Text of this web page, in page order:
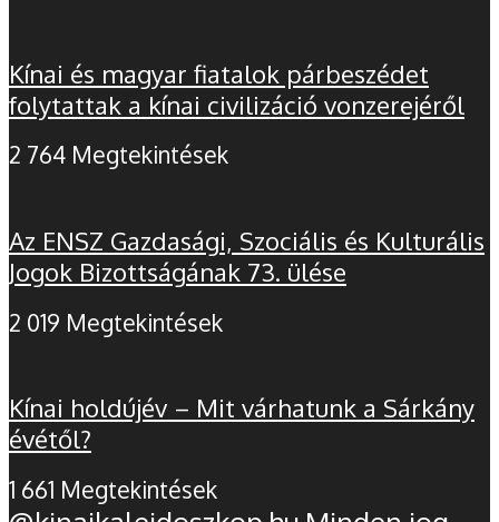
Kínai és magyar fiatalok párbeszédet
folytattak a kínai civilizáció vonzerejéről
2 764 Megtekintések
Az ENSZ Gazdasági, Szociális és Kulturális
Jogok Bizottságának 73. ülése
2 019 Megtekintések
Kínai holdújév – Mit várhatunk a Sárkány
évétől?
1 661 Megtekintések